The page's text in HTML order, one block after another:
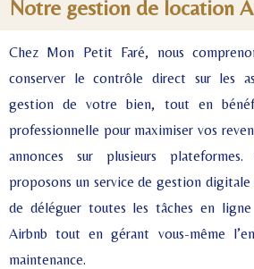
Notre gestion de location
Chez Mon Petit Faré, nous
conserver le contrôle direct sur les
gestion de votre bien, tout en
professionnelle pour maximiser vos
annonces sur plusieurs
proposons un service de gestion
de déléguer toutes les tâches en
Airbnb tout en gérant vous-même
maintenance.